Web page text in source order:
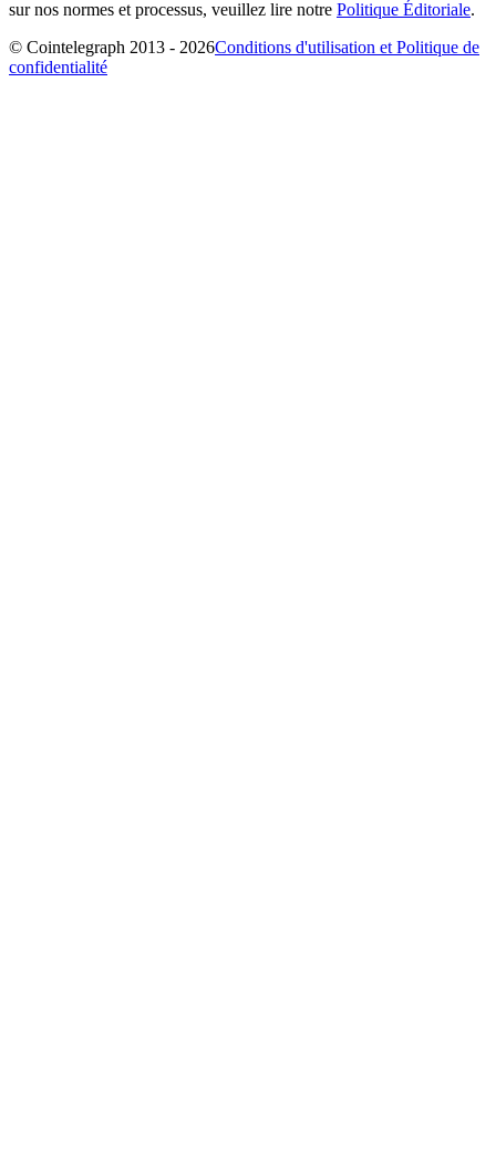
sur nos normes et processus, veuillez lire notre Politique Éditoriale.
© Cointelegraph 2013 - 2026Conditions d'utilisation et Politique de
confidentialité